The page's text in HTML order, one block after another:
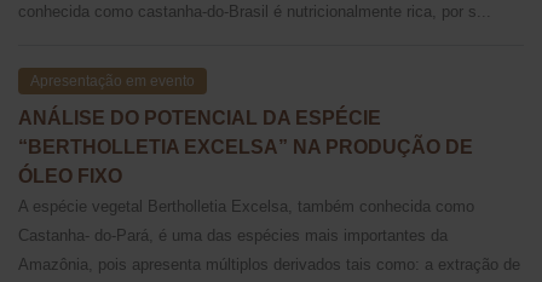
conhecida como castanha-do-Brasil é nutricionalmente rica, por s...
Apresentação em evento
ANÁLISE DO POTENCIAL DA ESPÉCIE
“BERTHOLLETIA EXCELSA” NA PRODUÇÃO DE
ÓLEO FIXO
A espécie vegetal Bertholletia Excelsa, também conhecida como
Castanha- do-Pará, é uma das espécies mais importantes da
Amazônia, pois apresenta múltiplos derivados tais como: a extração de